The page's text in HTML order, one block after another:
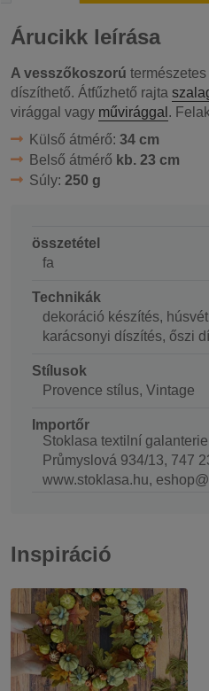
Árucikk leírása
A vesszőkoszorú
díszíthető. Átfűzhető rajta
virággal vagy művirággal .
Külső átmérő: 34 cm
Belső átmérő kb. 23 cm
Súly: 250 g
összetétel
fa
Technikák
dekoráció készítés,
karácsonyi díszítés, őszi
Stílusok
Provence stílus, Vintage
Importőr
Stoklasa textilní galanterie
Průmyslová 934/13, 747
www.stoklasa.hu,
Inspiráció